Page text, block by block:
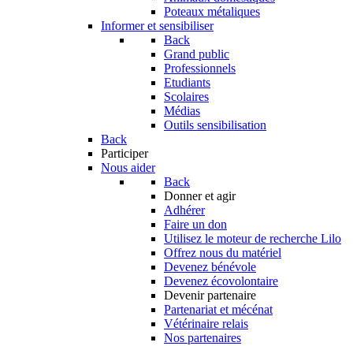
Poteaux métaliques
Informer et sensibiliser
Back
Grand public
Professionnels
Etudiants
Scolaires
Médias
Outils sensibilisation
Back
Participer
Nous aider
Back
Donner et agir
Adhérer
Faire un don
Utilisez le moteur de recherche Lilo
Offrez nous du matériel
Devenez bénévole
Devenez écovolontaire
Devenir partenaire
Partenariat et mécénat
Vétérinaire relais
Nos partenaires